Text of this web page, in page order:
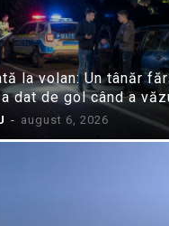
la volan: Un tânăr
dat de gol când a
- august 6, 2026